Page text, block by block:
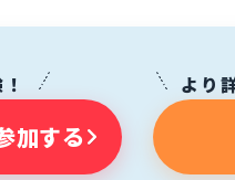
加する
より